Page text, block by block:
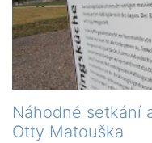
Náhodné setkání
Otty Matouška